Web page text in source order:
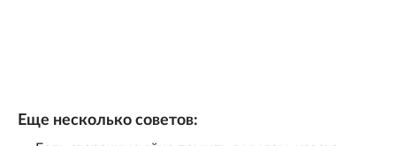
Еще несколько советов: